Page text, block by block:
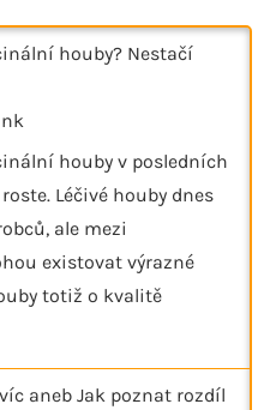
houby? Nestačí
houby v posledních
Léčivé houby dnes
ale mezi
existovat výrazné
totiž o kvalitě
aneb Jak poznat rozdíl